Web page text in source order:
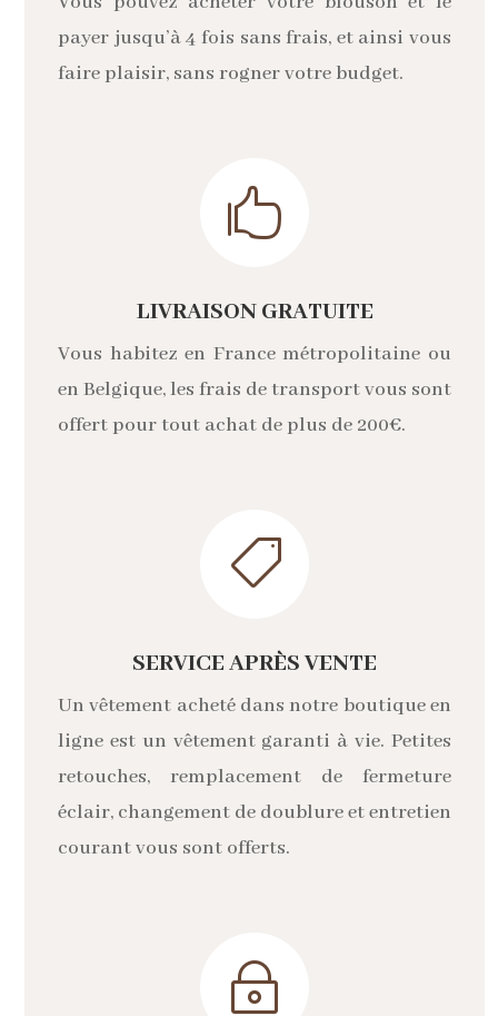
payer jusqu’à 4 fois sans frais, et ainsi vous
faire plaisir, sans rogner votre budget.

LIVRAISON GRATUITE
Vous habitez en France métropolitaine ou
en Belgique, les frais de transport vous sont
offert pour tout achat de plus de 200€.

SERVICE APRÈS VENTE
Un vêtement acheté dans notre boutique en
ligne est un vêtement garanti à vie. Petites
retouches, remplacement de fermeture
éclair, changement de doublure et entretien
courant vous sont offerts.
~